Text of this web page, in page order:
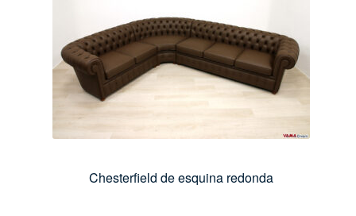
Chesterfield de esquina redonda